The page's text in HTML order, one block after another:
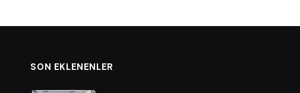
SON EKLENENLER